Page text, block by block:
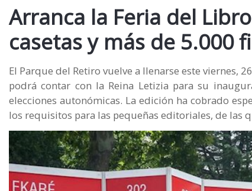
Arranca la Feria del
casetas y más de 5.000
El Parque del Retiro vuelve a llenarse este viernes,
podrá contar con la Reina Letizia para su
elecciones autonómicas. La edición ha cobrado
los requisitos para las pequeñas editoriales, de